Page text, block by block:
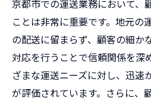
京都市での運送業務において、
ことは非常に重要です。地元の
の配送に留まらず、顧客の細か
対応を行うことで信頼関係を深
ざまな運送ニーズに対し、迅速
が評価されています。さらに、